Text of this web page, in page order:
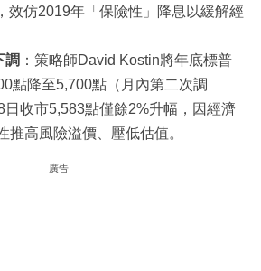
效仿2019年「保險性」降息以緩解經
調 ：策略師David Kostin將年底標普
點降至5,700點（月內第二次調
日收市5,583點僅餘2%升幅，因經濟
推高風險溢價、壓低估值。
廣告